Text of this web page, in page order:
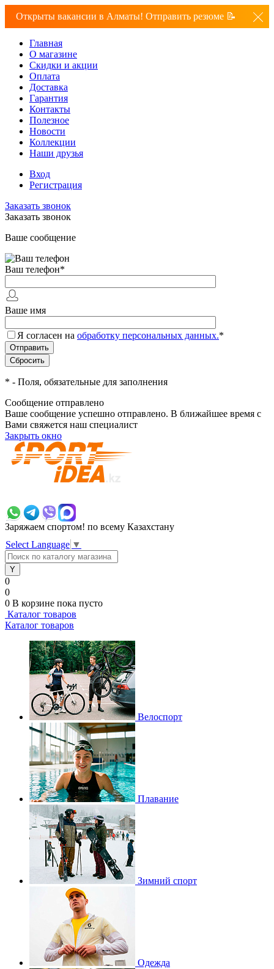
Открыты вакансии в Алматы! Отправить резюме 📝
Главная
О магазине
Скидки и акции
Оплата
Доставка
Гарантия
Контакты
Полезное
Новости
Коллекции
Наши друзья
Вход
Регистрация
Заказать звонок
Заказать звонок
Ваше сообщение
Ваш телефон*
Ваше имя
Я согласен на обработку персональных данных.*
* - Поля, обязательные для заполнения
Сообщение отправлено
Ваше сообщение успешно отправлено. В ближайшее время с
Вами свяжется наш специалист
Закрыть окно
Заряжаем спортом! по всему Казахстану
Select Language ▼
0
0
0 В корзине пока пусто
Каталог товаров
Каталог товаров
Велоспорт
Плавание
Зимний спорт
Одежда